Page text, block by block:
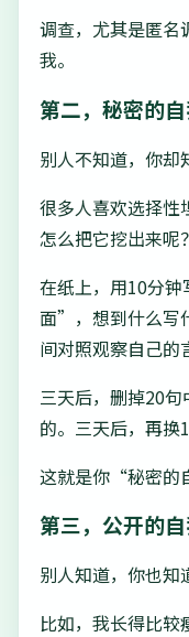
调查，尤其是匿名
我。
第二，秘密的自
别人不知道，你却
很多人喜欢选择性
怎么把它挖出来呢？
在纸上，用10分
面”，想到什么写
间对照观察自己的
三天后，删掉20
的。三天后，再换
这就是你“秘密的
第三，公开的自
别人知道，你也知
比如，我长得比